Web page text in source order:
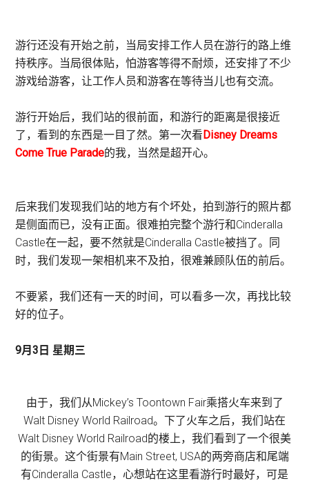
游行还没有开始之前，当局安排工作人员在游行的路上维
持秩序。当局很体贴，怕游客等得不耐烦，还安排了不少
游戏给游客，让工作人员和游客在等待当儿也有交流。
游行开始后，我们站的很前面，和游行的距离是很接近
了，看到的东西是一目了然。第一次看Disney Dreams
Come True Parade的我，当然是超开心。
后来我们发现我们站的地方有个坏处，拍到游行的照片都
是侧面而已，没有正面。很难拍完整个游行和Cinderalla
Castle在一起，要不然就是Cinderalla Castle被挡了。同
时，我们发现一架相机来不及拍，很难兼顾队伍的前后。
不要紧，我们还有一天的时间，可以看多一次，再找比较
好的位子。
9月3日 星期三
由于，我们从Mickey’s Toontown Fair乘搭火车来到了
Walt Disney World Railroad。下了火车之后，我们站在
Walt Disney World Railroad的楼上，我们看到了一个很美
的街景。这个街景有Main Street, USA的两旁商店和尾端
有Cinderalla Castle，心想站在这里看游行时最好，可是